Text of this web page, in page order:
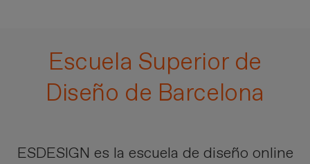
Escuela Superior de
Diseño de Barcelona
ESDESIGN es la escuela de diseño online